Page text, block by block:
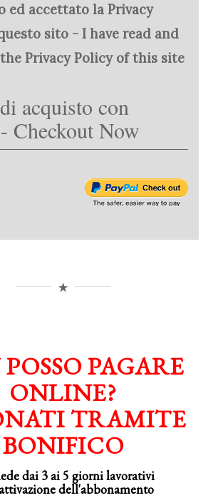
ed accettato la Privacy
sito - I have read and
Privacy Policy of this site
acquisto con
Checkout Now
PAGARE
ONLINE?
TRAMITE
BONIFICO
dai 3 ai 5 giorni lavorativi
dell'abbonamento